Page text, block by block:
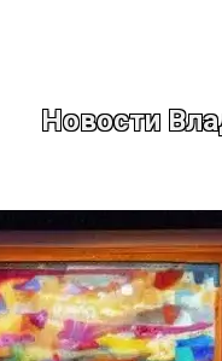
Новости